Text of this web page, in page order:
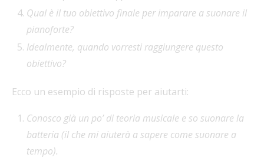
Qual è il tuo obiettivo finale per imparare a suonare il
pianoforte?
Idealmente, quando vorresti raggiungere questo
obiettivo?
Ecco un esempio di risposte per aiutarti:
Conosco già un po’ di teoria musicale e so suonare la
batteria (il che mi aiuterà a sapere come suonare a
tempo).